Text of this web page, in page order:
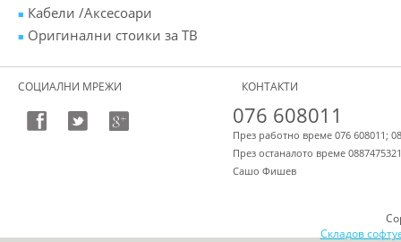
Кабели /Аксесоари
Оригинални стоики за ТВ
СОЦИАЛНИ МРЕЖИ КОНТАКТИ
076 608011
През работно време 076 608011;
През останалото време 0887475321
Сашо Фишев
Складов